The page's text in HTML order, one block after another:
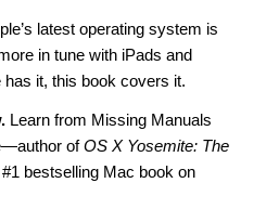
latest operating system is
in tune with iPads and
has it, this book covers it.
Learn from Missing Manuals
ofOS X Yosemite: The
bestselling Mac book on